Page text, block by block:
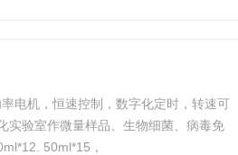
电机，恒速控制，数字化定时，转速可
实验室作微量样品、生物细菌、病毒免
50ml*15，